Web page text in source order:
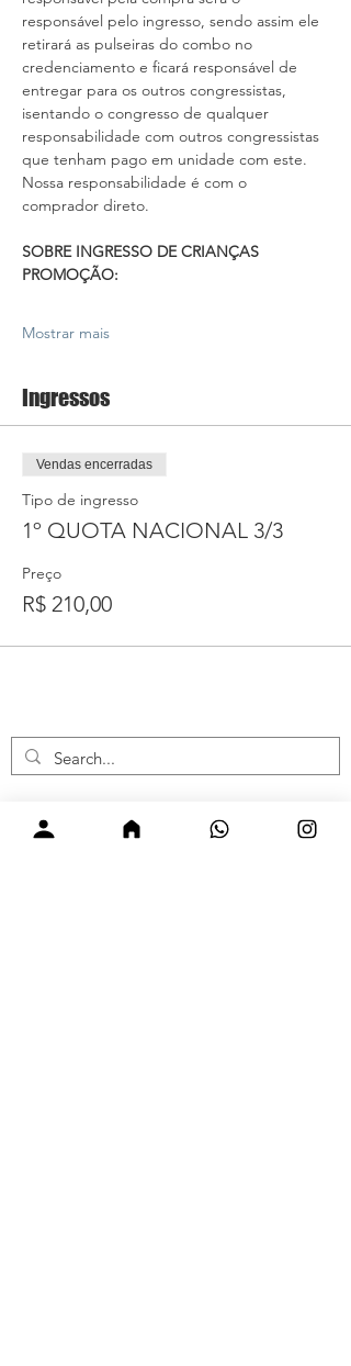
responsável pelo ingresso, sendo assim ele
retirará as pulseiras do combo no
credenciamento e ficará responsável de
entregar para os outros congressistas,
isentando o congresso de qualquer
responsabilidade com outros congressistas
que tenham pago em unidade com este.
Nossa responsabilidade é com o
comprador direto.
SOBRE INGRESSO DE CRIANÇAS
PROMOÇÃO:
Mostrar mais
Ingressos
Vendas encerradas
Tipo de ingresso
1º QUOTA NACIONAL 3/3
Preço
R$ 210,00